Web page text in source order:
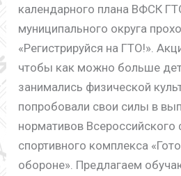
календарного плана ВФСК
муниципального округа
«Регистрируйся на ГТО!».
чтобы как можно больше
занимались физической
попробовали свои силы в
нормативов Всероссийского
спортивного комплекса
обороне». Предлагаем